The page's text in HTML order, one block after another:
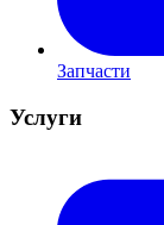
Запчасти
Услуги